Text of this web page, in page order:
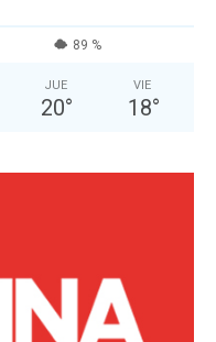
89 %
JUE
20°
VIE
18°